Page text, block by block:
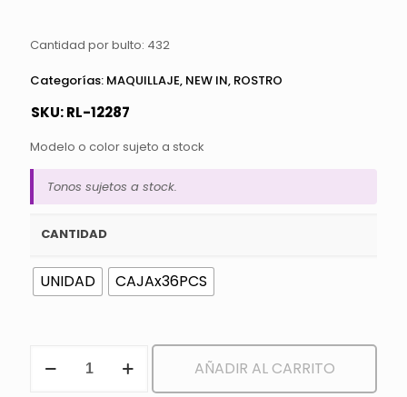
Cantidad por bulto: 432
Categorías: MAQUILLAJE, NEW IN, ROSTRO
SKU:RL-12287
Modelo o color sujeto a stock
Tonos sujetos a stock.
CANTIDAD
UNIDAD CAJAx36PCS
ACABADO
AÑADIR AL CARRITO